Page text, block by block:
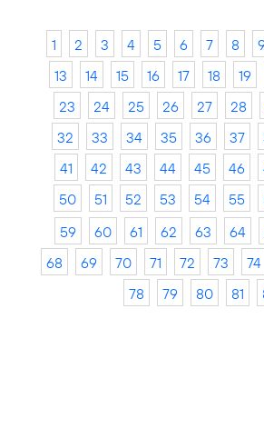
1 2 3 4 5 6 7 8
13
14 15 16 17 18 19
23
24 25 26 27 28
32
33 34 35 36 37
41
42 43 44 45 46
50
51 52 53 54 55
59
60 61 62 63 64
68
69 70 71 72 73 74
78
79 80 81